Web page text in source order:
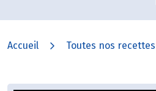
Accueil Toutes nos recettes